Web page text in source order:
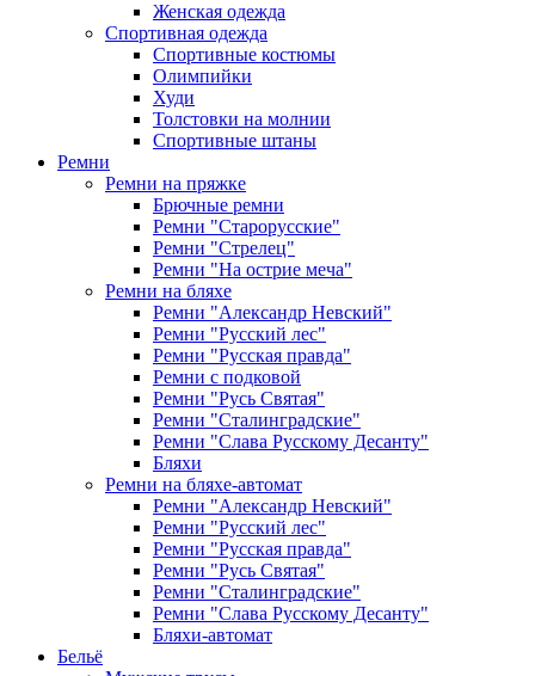
Женская одежда
Спортивная одежда
Спортивные костюмы
Олимпийки
Худи
Толстовки на молнии
Спортивные штаны
Ремни
Ремни на пряжке
Брючные ремни
Ремни "Старорусские"
Ремни "Стрелец"
Ремни "На острие меча"
Ремни на бляхе
Ремни "Александр Невский"
Ремни "Русский лес"
Ремни "Русская правда"
Ремни с подковой
Ремни "Русь Святая"
Ремни "Сталинградские"
Ремни "Слава Русскому Десанту"
Бляхи
Ремни на бляхе-автомат
Ремни "Александр Невский"
Ремни "Русский лес"
Ремни "Русская правда"
Ремни "Русь Святая"
Ремни "Сталинградские"
Ремни "Слава Русскому Десанту"
Бляхи-автомат
Бельё